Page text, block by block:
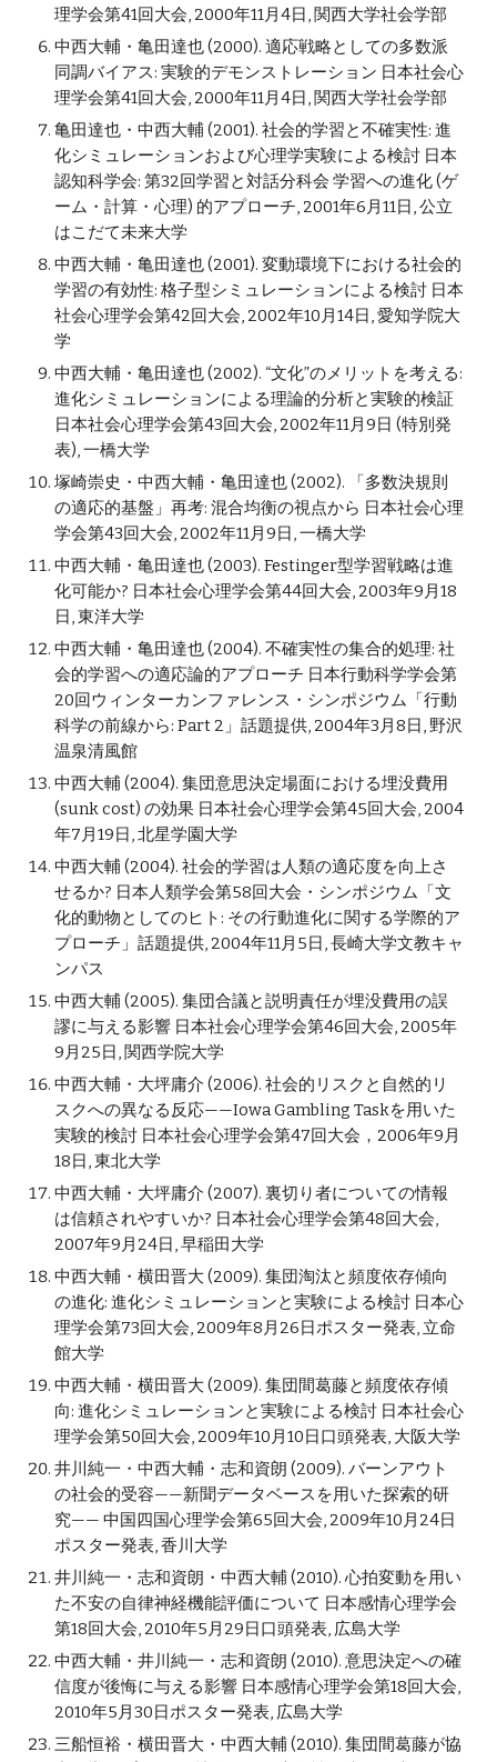
理学会第41回大会, 2000年11月4日, 関西大学社会学部
中西大輔・亀田達也 (2000). 適応戦略としての多数派
同調バイアス: 実験的デモンストレーション 日本社会心
理学会第41回大会, 2000年11月4日, 関西大学社会学部
亀田達也・中西大輔 (2001). 社会的学習と不確実性: 進
化シミュレーションおよび心理学実験による検討 日本
認知科学会: 第32回学習と対話分科会 学習への進化 (ゲ
ーム・計算・心理) 的アプローチ, 2001年6月11日, 公立
はこだて未来大学
中西大輔・亀田達也 (2001). 変動環境下における社会的
学習の有効性: 格子型シミュレーションによる検討 日本
社会心理学会第42回大会, 2002年10月14日, 愛知学院大
学
中西大輔・亀田達也 (2002). “文化”のメリットを考える:
進化シミュレーションによる理論的分析と実験的検証
日本社会心理学会第43回大会, 2002年11月9日 (特別発
表), 一橋大学
塚崎崇史・中西大輔・亀田達也 (2002). 「多数決規則
の適応的基盤」再考: 混合均衡の視点から 日本社会心理
学会第43回大会, 2002年11月9日, 一橋大学
中西大輔・亀田達也 (2003). Festinger型学習戦略は進
化可能か? 日本社会心理学会第44回大会, 2003年9月18
日, 東洋大学
中西大輔・亀田達也 (2004). 不確実性の集合的処理: 社
会的学習への適応論的アプローチ 日本行動科学学会第
20回ウィンターカンファレンス・シンポジウム「行動
科学の前線から: Part 2」話題提供, 2004年3月8日, 野沢
温泉清風館
中西大輔 (2004). 集団意思決定場面における埋没費用
(sunk cost) の効果 日本社会心理学会第45回大会, 2004
年7月19日, 北星学園大学
中西大輔 (2004). 社会的学習は人類の適応度を向上さ
せるか? 日本人類学会第58回大会・シンポジウム「文
化的動物としてのヒト: その行動進化に関する学際的ア
プローチ」話題提供, 2004年11月5日, 長崎大学文教キャ
ンパス
中西大輔 (2005). 集団合議と説明責任が埋没費用の誤
謬に与える影響 日本社会心理学会第46回大会, 2005年
9月25日, 関西学院大学
中西大輔・大坪庸介 (2006). 社会的リスクと自然的リ
スクへの異なる反応——Iowa Gambling Taskを用いた
実験的検討 日本社会心理学会第47回大会，2006年9月
18日, 東北大学
中西大輔・大坪庸介 (2007). 裏切り者についての情報
は信頼されやすいか? 日本社会心理学会第48回大会,
2007年9月24日, 早稲田大学
中西大輔・横田晋大 (2009). 集団淘汰と頻度依存傾向
の進化: 進化シミュレーションと実験による検討 日本心
理学会第73回大会, 2009年8月26日ポスター発表, 立命
館大学
中西大輔・横田晋大 (2009). 集団間葛藤と頻度依存傾
向: 進化シミュレーションと実験による検討 日本社会心
理学会第50回大会, 2009年10月10日口頭発表, 大阪大学
井川純一・中西大輔・志和資朗 (2009). バーンアウト
の社会的受容——新聞データベースを用いた探索的研
究—— 中国四国心理学会第65回大会, 2009年10月24日
ポスター発表, 香川大学
井川純一・志和資朗・中西大輔 (2010). 心拍変動を用い
た不安の自律神経機能評価について 日本感情心理学会
第18回大会, 2010年5月29日口頭発表, 広島大学
中西大輔・井川純一・志和資朗 (2010). 意思決定への確
信度が後悔に与える影響 日本感情心理学会第18回大会,
2010年5月30日ポスター発表, 広島大学
三船恒裕・横田晋大・中西大輔 (2010). 集団間葛藤が協